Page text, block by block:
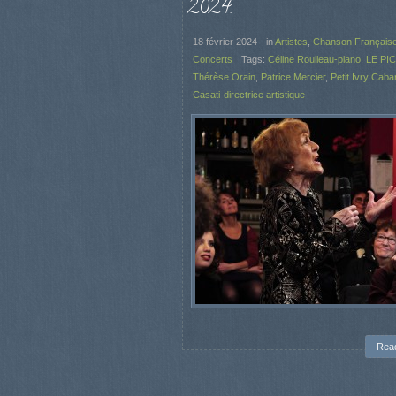
2024.
18 février 2024 inArtistes Chanson
Concerts
Tags: Céline Roulleau-piano LE PIC
Thérèse Orain Patrice Mercier, Petit Ivry
Casati-directrice artistique